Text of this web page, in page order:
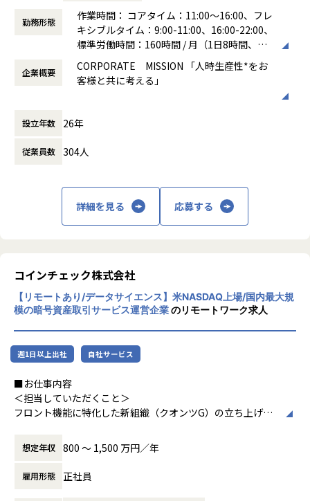
「本人の意志・志向性に応じて、柔軟に役割を広げていく」
考え方がベースにあります。
ハコベルでは複数プロダクトを展開しており、プロダクトご
とに使用する言語が異なります。
・入社5年目でVPoTにキャリアアップ
■配属組織
配属されるシステム開発部 マッチングシステムGは、10名の
メンバーが在籍しています。
・TL池松
れのチームと関わり、一緒に協力して取り組むことを大切に
しています。
・スクラム開発を推進
・積極的なペアプロやモブプロ
・週次でチーム横断のエンジニア定例
上流から下流まで一貫して関わるため、技術選定や品質担
保において幅広い経験を積むことが可能です。
※各種認証端末（ICカード、生体認証等）と連携するデス
クトップアプリおよび周辺機器の開発が中心です。
・保守対応
∟社内のテクニカルサポートメンバーからあがる技術的課題
またサポートメンバーが吸い上げた「顧客の困りごと」や
「改善要望」を定期的にキャッチアップし、次期アップデー
トや機能改善の企画に反映させていきます。
・社内外との調整業務
連携していきます。
協力会社に対しては、依頼内容の整理や進捗管理、成果物
■募集背景
国内トップクラスのシェアを誇る「KING OF TIME」におい
て、デスクトップ版の打刻アプリケーションはサービスの根
幹を支える重要なプロダクトです。現在、生体認証をはじめ
とする新デバイスへの対応やシステムの安定化を加速させて
おり、プロダクトをより強固なものへと進化させるフェーズ
にあります。
今回の募集では、単なる機能開発に留まらず、保守領域から
プロダクトをアップデートしていく役割を重視しています。
社内のテクニカルサポートと密に連携し、上がってくる技術
的課題の原因究明や修正対応を行うとともに、現場が吸い上
アップ。それらを次期アップデートや機能改善の企画へ反映
を主導していただきます。
勤務形態
作業時間： コアタイム：11:00～16:00、フレ
キシブルタイム：9:00-11:00、16:00-22:00、
標準労働時間：160時間 / 月（1日8時間、稼
働き方：フレックス制（コアタイムあり）
時間外労働の有無： 有（月平均20時間）
企業概要
CORPORATE MISSION 「人時生産性*をお
客様と共に考える」
勤怠管理から給与支払いまでにかかる時間を
ト」に紐づく様々なデータを活用できる創造
的業務への転換を支援
の「時間」（人時）を管理するベースとなる
のが「勤怠管理」であり、「人時生産性」を
向上させることこそが、当社グループの使命
であります。勤怠管理業務を、日々の煩雑な
オペレーション業務から、「ヒト」に紐づく
転換することを目指しております。
けの利益を生み出しているかを表す指標。
設立年数 26年
従業員数 304人
詳細を見る 応募する
コインチェック株式会社
【リモートあり/データサイエンス】米NASDAQ上場/国内最大規
模の暗号資産取引サービス運営企業のリモートワーク求人
週1日以上出社 自社サービス
■お仕事内容
＜担当していただくこと＞
フロント機能に特化した新組織（クオンツG）の立ち上げに
す。
暗号資産ディーリング業務における定量分析・モデル開発を
通じた収益最適化をご担当頂きます。
想定年収 800 〜 1,500 万円／年
雇用形態 正社員